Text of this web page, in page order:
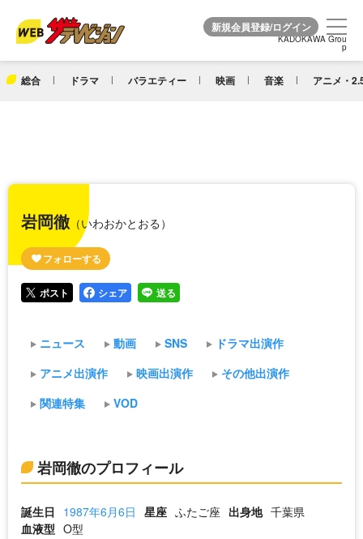
KADOKAWA Grou
p
総合 ドラマ バラエティー 映画 音楽 アニメ・
KADOKAWA Grou
p
岩岡徹 （いわおかとおる）
ポスト シェア 送る
ニュース 動画 SNS
ドラマ出演作
アニメ出演作
映画出演作
その他出演作
関連特集
VOD
岩岡徹のプロフィール
誕生日 1987年6月6日 星座 ふたご座 出身地 千葉県
血液型 O型